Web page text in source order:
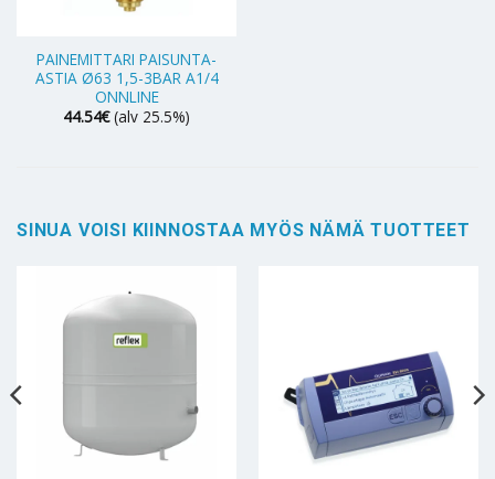
PAINEMITTARI PAISUNTA-
ASTIA Ø63 1,5-3BAR A1/4
ONNLINE
44.54€ (alv 25.5%)
SINUA VOISI KIINNOSTAA MYÖS NÄMÄ TUOTTEET